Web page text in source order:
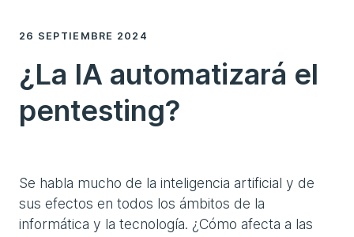
26 SEPTIEMBRE 2024
¿La IA automatizará el
pentesting?
Se habla mucho de la inteligencia artificial y de
sus efectos en todos los ámbitos de la
informática y la tecnología. ¿Cómo afecta a las